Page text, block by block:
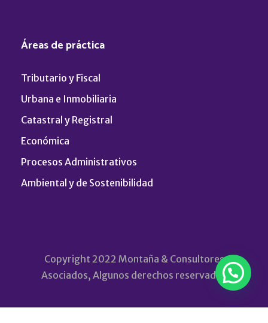
Áreas de práctica
Tributario y Fiscal
Urbana e Inmobiliaria
Catastral y Registral
Económica
Procesos Administrativos
Ambiental y de Sostenibilidad
Copyright 2022 Montaña & Consultores
Asociados, Algunos derechos reservados